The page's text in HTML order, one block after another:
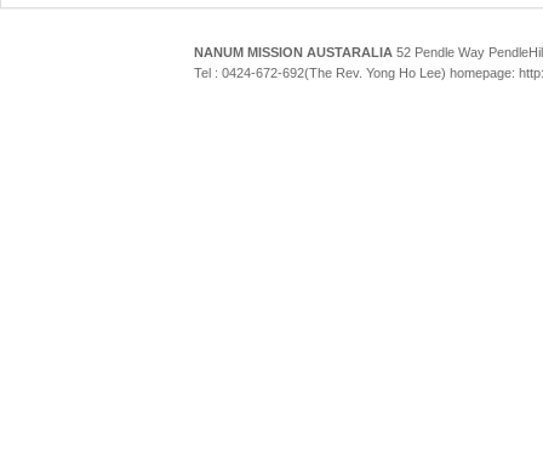
NANUM MISSION AUSTARALIA 52 Pendle Way
Tel : 0424-672-692(The Rev. Yong Ho Lee) homepage: